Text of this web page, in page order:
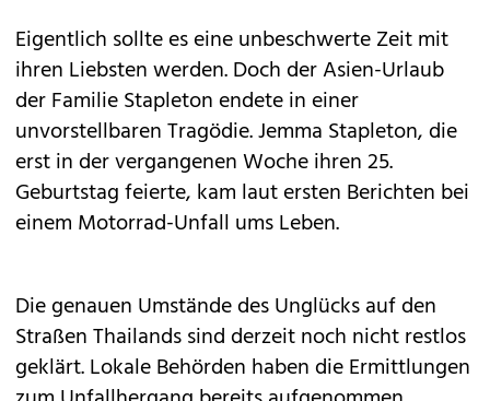
Eigentlich sollte es eine unbeschwerte Zeit mit
ihren Liebsten werden. Doch der Asien-Urlaub
der Familie Stapleton endete in einer
unvorstellbaren Tragödie. Jemma Stapleton, die
erst in der vergangenen Woche ihren 25.
Geburtstag feierte, kam laut ersten Berichten bei
einem Motorrad-Unfall ums Leben.
Die genauen Umstände des Unglücks auf den
Straßen Thailands sind derzeit noch nicht restlos
geklärt. Lokale Behörden haben die Ermittlungen